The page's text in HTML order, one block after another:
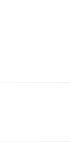
حجم و شدت رنگ